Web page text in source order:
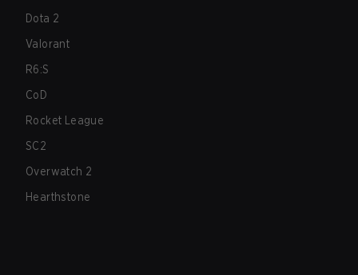
Dota 2
Valorant
R6:S
CoD
Rocket League
SC2
Overwatch 2
Hearthstone